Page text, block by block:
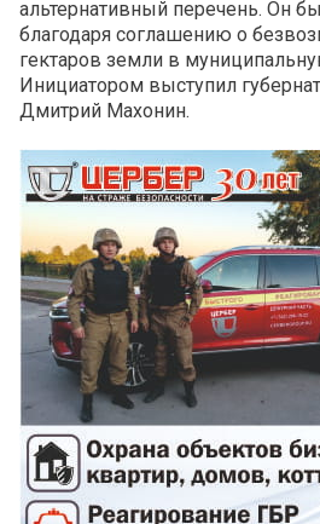
альтернативный перечень. Он
благодаря соглашению о
гектаров земли в
Инициатором выступил
Дмитрий Махонин.